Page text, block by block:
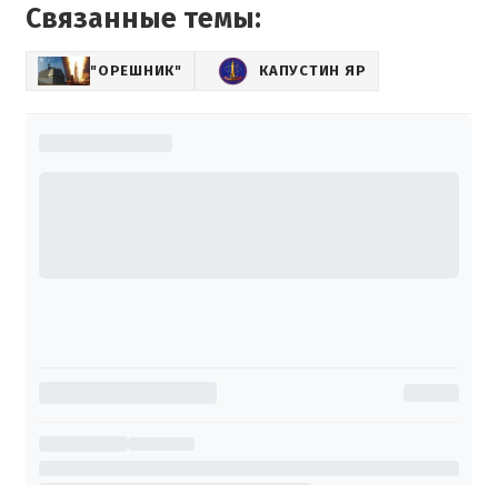
Связанные темы:
"ОРЕШНИК" КАПУСТИН ЯР